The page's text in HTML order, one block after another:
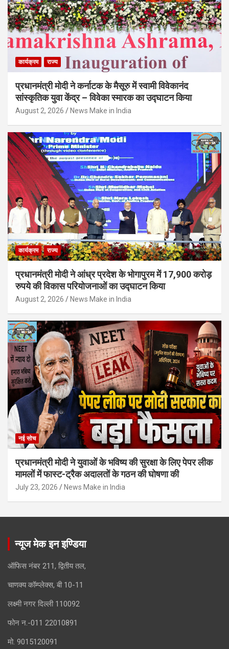
कार्यक्रम राज्य
प्रधानमंत्री मोदी ने कर्नाटक के मैसूरु में स्वामी विवेकानंद
सांस्कृतिक युवा केंद्र – विवेका स्मारक का उद्घाटन किया
August 2, 2026 News Make in India
कार्यक्रम राज्य
प्रधानमंत्री मोदी ने आंध्र प्रदेश के भोगापुरम में 17,900 करोड़
रुपये की विकास परियोजनाओं का उद्घाटन किया
August 2, 2026 News Make in India
नई सोच
प्रधानमंत्री मोदी ने युवाओं के भविष्य की सुरक्षा के लिए पेपर लीक
मामलों में फास्ट-ट्रैक अदालतों के गठन की घोषणा की
July 23, 2026 News Make in India
न्यूज मेक इन इण्डिया
ऑफिस नंबर 211, द्वितीय तल,
चाणक्य कॉम्प्लेक्स, बी 10-11
लक्ष्मी नगर दिल्ली 110092
फोन न.-011 22010891
मो. 9015120091